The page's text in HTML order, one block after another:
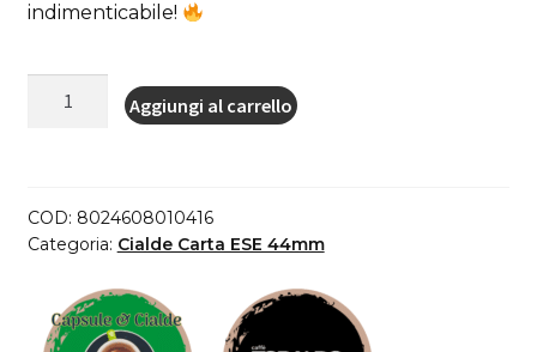
indimenticabile!
Miscela
Cremosa
Aggiungi al carrello
COD: 8024608010416
Categoria: Cialde Carta ESE 44mm